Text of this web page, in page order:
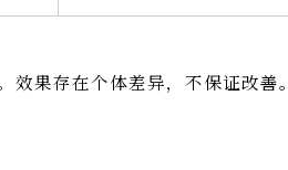
果存在个体差异，不保证改善。